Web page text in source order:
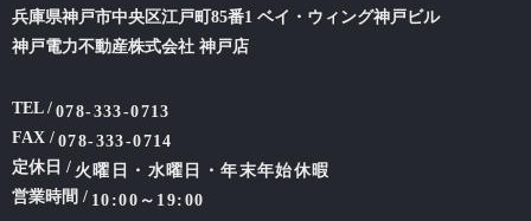
兵庫県神戸市中央区江戸町85番1 ベイ・ウィング神戸ビル
神戸電力不動産株式会社 神戸店
TEL / 078-333-0713
FAX / 078-333-0714
定休日 / 火曜日・水曜日・年末年始休暇
営業時間 / 10:00～19:00